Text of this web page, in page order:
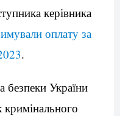
керівника
оплату за
.
України